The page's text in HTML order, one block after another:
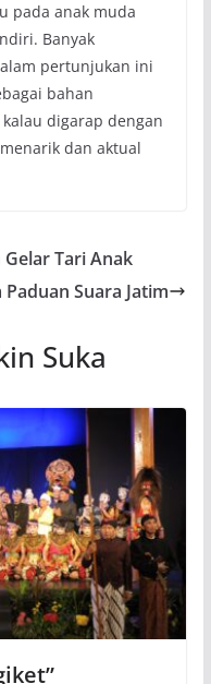
pada anak muda
Banyak
pertunjukan ini
bahan
digarap dengan
dan aktual
Gelar Tari Anak
Suara Jatim
Suka